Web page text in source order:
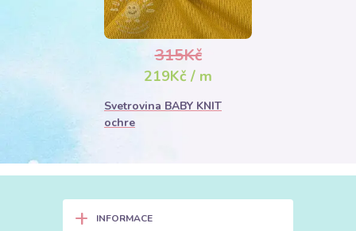
315Kč
219Kč / m
Svetrovina BABY KNIT
ochre
+ INFORMACE